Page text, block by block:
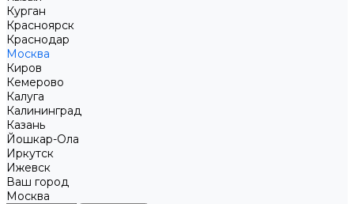
Курган
Красноярск
Краснодар
Москва
Киров
Кемерово
Калуга
Калининград
Казань
Йошкар-Ола
Иркутск
Ижевск
Ваш город
Москва